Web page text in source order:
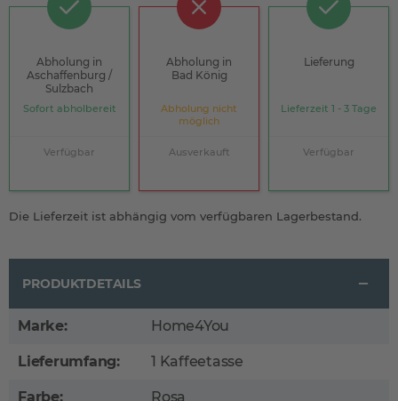
Abholung in
Aschaffenburg /
Sulzbach
Sofort abholbereit
Verfügbar
Abholung in
Bad König
Abholung nicht
möglich
Ausverkauft
Lieferung
Lieferzeit 1 - 3 Tage
Verfügbar
Die Lieferzeit ist abhängig vom verfügbaren Lagerbestand.
PRODUKTDETAILS
Marke: Home4You
Lieferumfang: 1 Kaffeetasse
Farbe: Rosa